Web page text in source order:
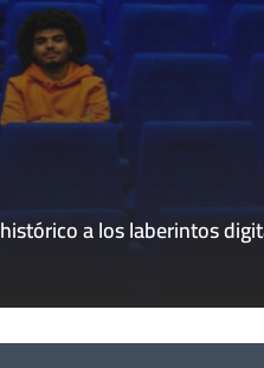
a los laberintos